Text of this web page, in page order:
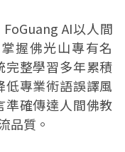
AI以人間
握佛光山專有名
完整學習多年累積
專業術語誤譯風
準確傳達人間佛教
品質。